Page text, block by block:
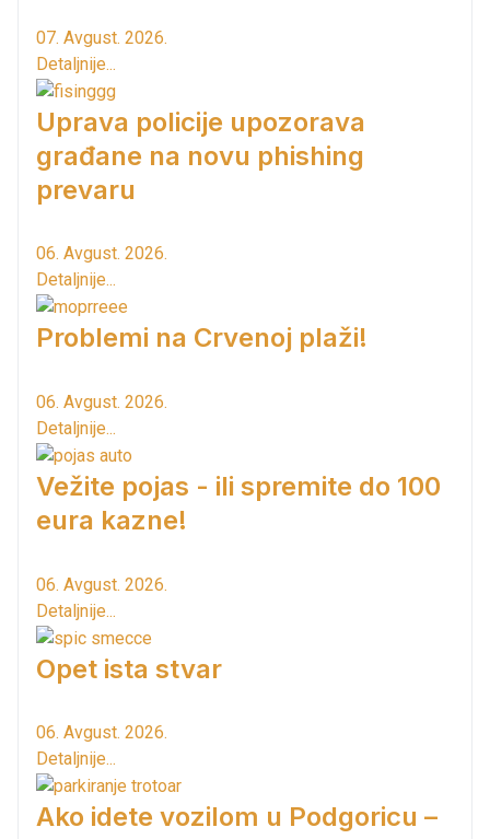
07. Avgust. 2026.
Detaljnije...
Uprava policije upozorava
građane na novu phishing
prevaru
06. Avgust. 2026.
Detaljnije...
Problemi na Crvenoj plaži!
06. Avgust. 2026.
Detaljnije...
Vežite pojas - ili spremite do 100
eura kazne!
06. Avgust. 2026.
Detaljnije...
Opet ista stvar
06. Avgust. 2026.
Detaljnije...
Ako idete vozilom u Podgoricu –